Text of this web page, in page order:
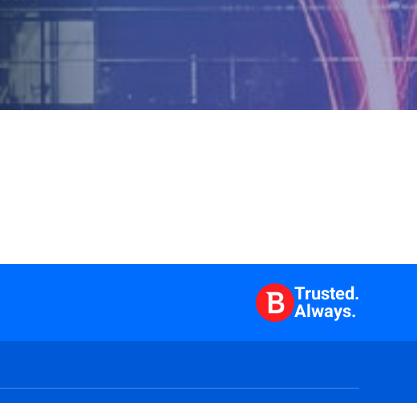
Trusted.
Always.